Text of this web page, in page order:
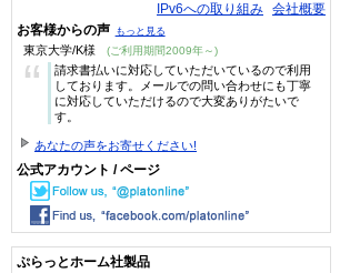
IPv6への取り組み 会社概要
お客様からの声 もっと見る
東京大学/K様 (ご利用期間2009年～)
“
請求書払いに対応していただいているので利用
しております。メールでの問い合わせにも丁寧
に対応していただけるので大変ありがたいで
す。
あなたの声をお寄せください!
公式アカウント / ページ
ぷらっとホーム社製品